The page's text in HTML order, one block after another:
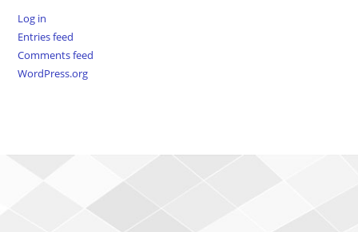
Log in
Entries feed
Comments feed
WordPress.org